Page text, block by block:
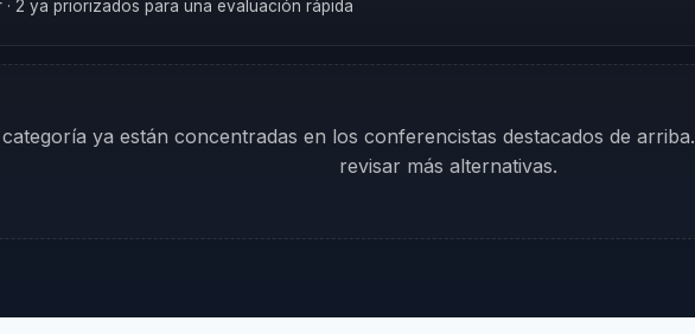
· 2 ya priorizados para una evaluación rápida
ya están concentradas en los conferencistas destacados de arriba.
revisar más alternativas.